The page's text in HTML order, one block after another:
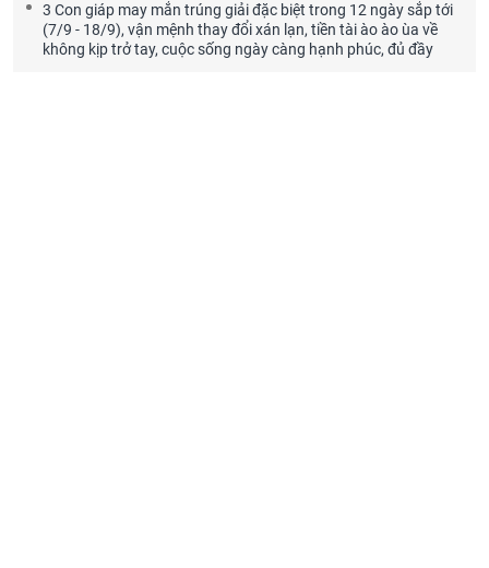
3 Con giáp may mắn trúng giải đặc biệt trong 12 ngày sắp tới
(7/9 - 18/9), vận mệnh thay đổi xán lạn, tiền tài ào ào ùa về
không kịp trở tay, cuộc sống ngày càng hạnh phúc, đủ đầy